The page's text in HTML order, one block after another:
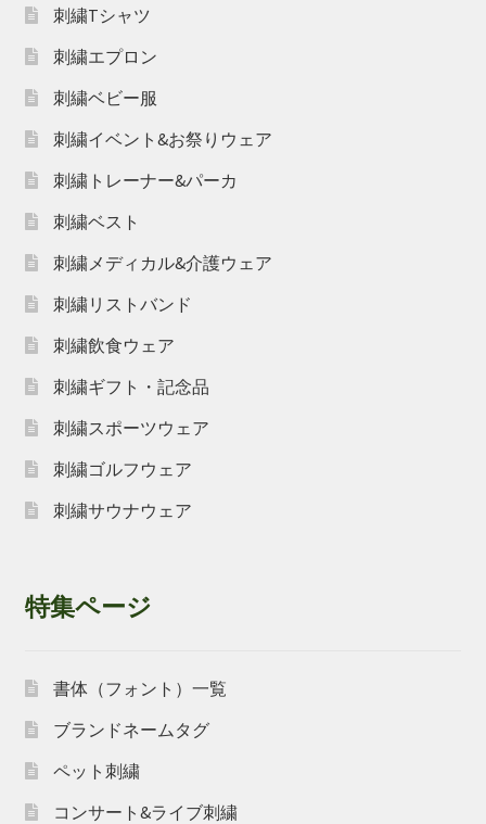
刺繍Tシャツ
刺繍エプロン
刺繍ベビー服
刺繍イベント&お祭りウェア
刺繍トレーナー&パーカ
刺繍ベスト
刺繍メディカル&介護ウェア
刺繍リストバンド
刺繍飲食ウェア
刺繍ギフト・記念品
刺繍スポーツウェア
刺繍ゴルフウェア
刺繍サウナウェア
特集ページ
書体（フォント）一覧
ブランドネームタグ
ペット刺繍
コンサート&ライブ刺繍